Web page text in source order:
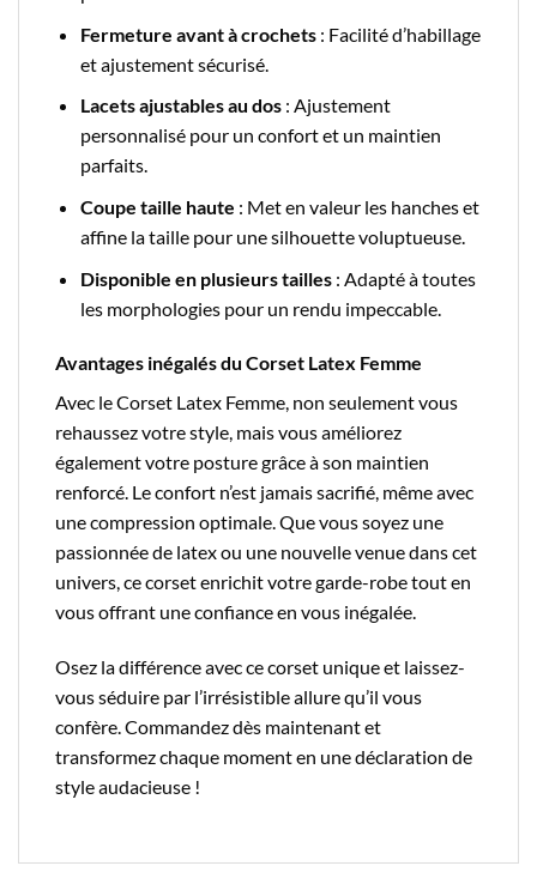
Fermeture avant à crochets: Facilité d’habillage
et ajustement sécurisé.
Lacets ajustables au dos: Ajustement
personnalisé pour un confort et un maintien
parfaits.
Coupe taille haute : Met en valeur les hanches et
affine la taille pour une silhouette voluptueuse.
Disponible en plusieurs tailles: Adapté à toutes
les morphologies pour un rendu impeccable.
Avantages inégalés du Corset Latex Femme
Avec le Corset Latex Femme, non seulement vous
rehaussez votre style, mais vous améliorez
également votre posture grâce à son maintien
renforcé. Le confort n’est jamais sacrifié, même avec
une compression optimale. Que vous soyez une
passionnée de latex ou une nouvelle venue dans cet
univers, ce corset enrichit votre garde-robe tout en
vous offrant une confiance en vous inégalée.
Osez la différence avec ce corset unique et laissez-
vous séduire par l’irrésistible allure qu’il vous
confère. Commandez dès maintenant et
transformez chaque moment en une déclaration de
style audacieuse !